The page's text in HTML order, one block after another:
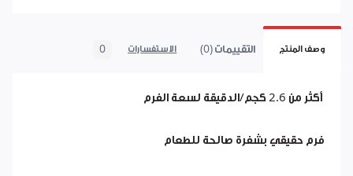
وصف المنتج التقييمات (0) الاستفسارات 0
أكثر من 2.6 كجم/الدقيقة لسعة الفرم
فرم حقيقي بشفرة صالحة للطعام